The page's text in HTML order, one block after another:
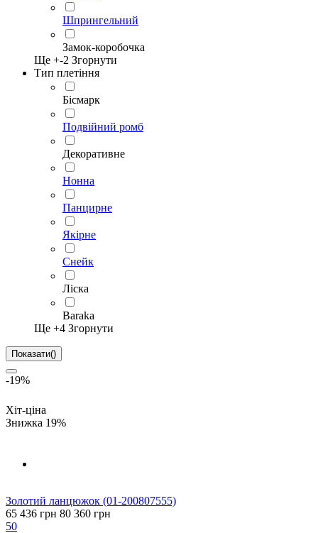
Шпрингельний
Замок-коробочка
Ще +-2 Згорнути
Тип плетіння
Бісмарк
Подвійний ромб
Декоративне
Нонна
Панцирне
Якірне
Снейк
Ліска
Baraka
Ще +4 Згорнути
Показати()
-19%
Хіт-ціна
Знижка 19%
Золотий ланцюжок (01-200807555)
65 436 грн 80 360 грн
50